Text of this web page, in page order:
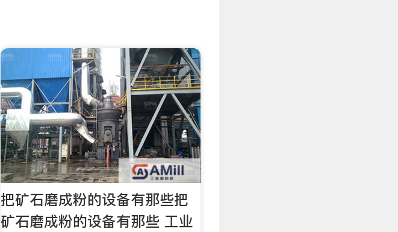
把矿石磨成粉的设备有那些把
矿石磨成粉的设备有那些 工业